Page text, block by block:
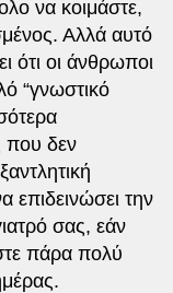
να κοιμάστε,
Αλλά αυτό
ότι οι άνθρωποι
“γνωστικό
που δεν
επιδεινώσει την
σας, εάν
πάρα πολύ